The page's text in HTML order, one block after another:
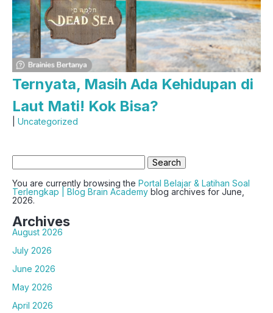
Ternyata, Masih Ada Kehidupan di
Laut Mati! Kok Bisa?
Uncategorized
Search
for:
You are currently browsing the Portal Belajar & Latihan Soal
Terlengkap | Blog Brain Academy blog archives for June,
2026.
Archives
August 2026
July 2026
June 2026
May 2026
April 2026